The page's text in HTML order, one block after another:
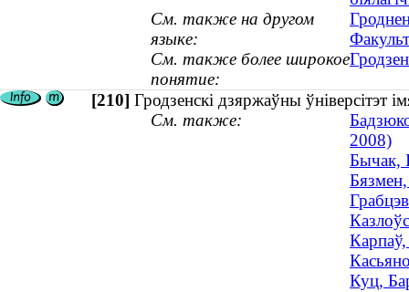
См. также на другом
языке:
См. также более широкое
понятие:
[210] Гродзенскі дзяржаўны ўніверсітэт
См. также:
2008)
Бычак,
Куц,